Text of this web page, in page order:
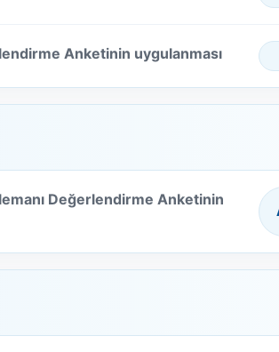
Anketinin uygulanması
Değerlendirme Anketinin